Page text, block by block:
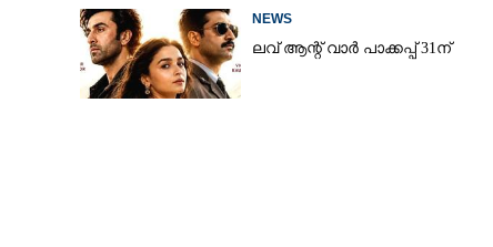
NEWS
ലവ് ആന്റ് വാർ പാക്കപ്പ് 31ന്